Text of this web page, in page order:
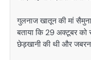
गुलनाज खातून की मां
बताया कि 29 अक्टूबर
छेड़खानी की थी और जबरन